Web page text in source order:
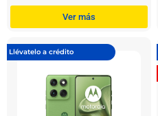
Ver más
Llévatelo a crédito